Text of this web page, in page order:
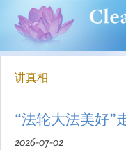
讲真相
“法轮大法美好”
2026-07-02